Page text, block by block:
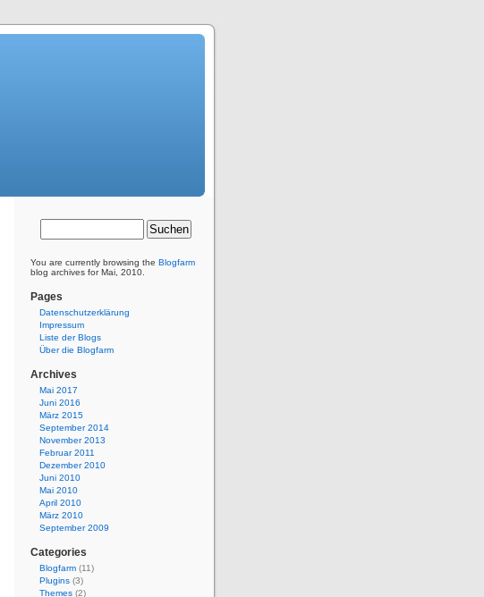
You are currently browsing the Blogfarm
blog archives for Mai, 2010.
Pages
Datenschutzerklärung
Impressum
Liste der Blogs
Über die Blogfarm
Archives
Mai 2017
Juni 2016
März 2015
September 2014
November 2013
Februar 2011
Dezember 2010
Juni 2010
Mai 2010
April 2010
März 2010
September 2009
Categories
Blogfarm (11)
Plugins (3)
Themes (2)